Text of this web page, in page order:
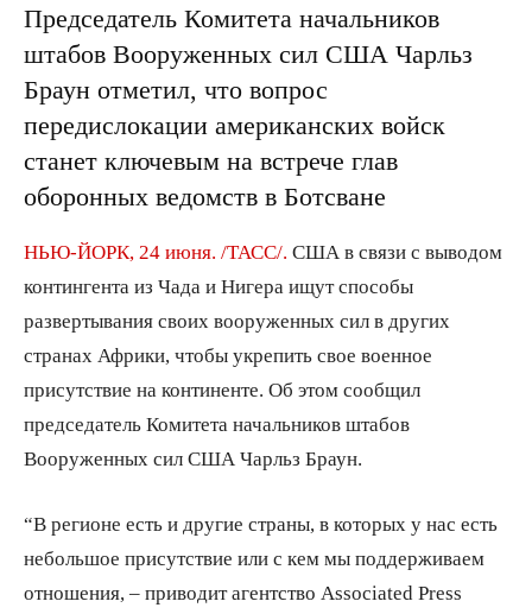
Председатель Комитета начальников
штабов Вооруженных сил США Чарльз
Браун отметил, что вопрос
передислокации американских войск
станет ключевым на встрече глав
оборонных ведомств в Ботсване
НЬЮ-ЙОРК, 24 июня. /ТАСС/. США в связи с выводом
контингента из Чада и Нигера ищут способы
развертывания своих вооруженных сил в других
странах Африки, чтобы укрепить свое военное
присутствие на континенте. Об этом сообщил
председатель Комитета начальников штабов
Вооруженных сил США Чарльз Браун.
“В регионе есть и другие страны, в которых у нас есть
небольшое присутствие или с кем мы поддерживаем
отношения, – приводит агентство Associated Press